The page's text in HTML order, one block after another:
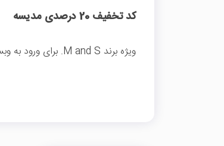
کد تخفیف 20 درصدی مدیسه
ویژه برند M and S. برای ورود به وبسایت مدیسه بر روی "خرید کنید" کلیک نمایید.